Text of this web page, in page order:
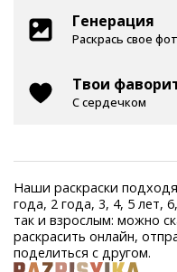
Генерация
Раскрась свое
Твои
С сердечком
Наши раскраски
года, 2 года, 3, 4, 5 лет,
так и взрослым: можно
раскрасить онлайн,
поделиться с другом.